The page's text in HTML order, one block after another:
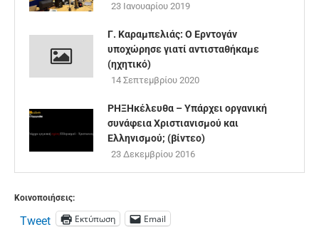
23 Ιανουαρίου 2019
Γ. Καραμπελιάς: Ο Ερντογάν
υποχώρησε γιατί αντισταθήκαμε
(ηχητικό)
14 Σεπτεμβρίου 2020
ΡΗΞΗκέλευθα – Υπάρχει οργανική
συνάφεια Χριστιανισμού και
Ελληνισμού; (βίντεο)
23 Δεκεμβρίου 2016
Κοινοποιήσεις:
Tweet Εκτύπωση Email